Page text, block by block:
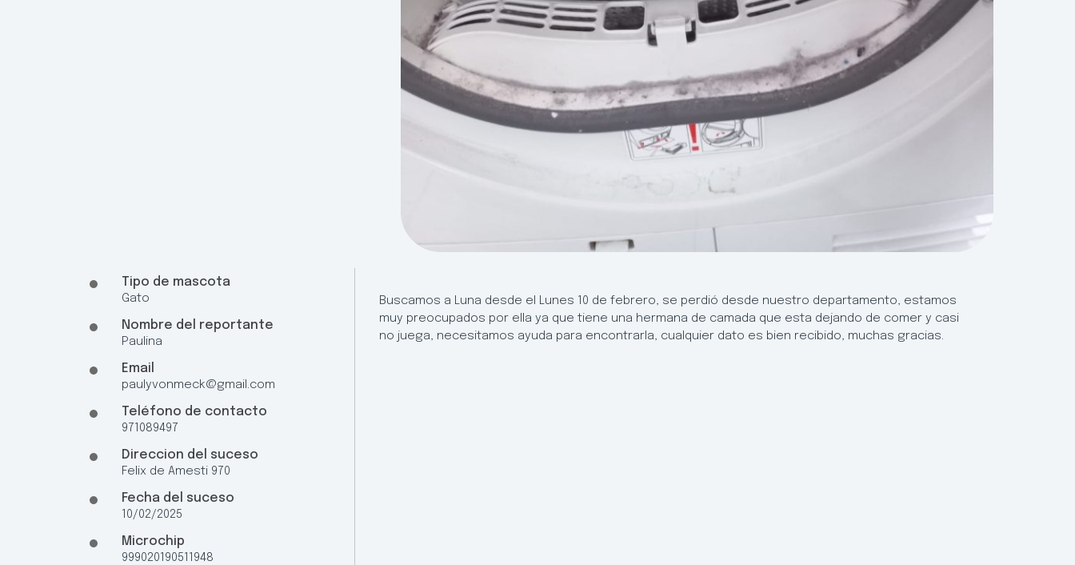
Tipo de mascota
Gato
Nombre del reportante
Paulina
Email
paulyvonmeck@gmail.com
Teléfono de contacto
971089497
Direccion del suceso
Felix de Amesti 970
Fecha del suceso
10/02/2025
Microchip
999020190511948
Buscamos a Luna desde el Lunes 10 de febrero, se perdió desde nuestro departamento, estamos
muy preocupados por ella ya que tiene una hermana de camada que esta dejando de comer y casi
no juega, necesitamos ayuda para encontrarla, cualquier dato es bien recibido, muchas gracias.